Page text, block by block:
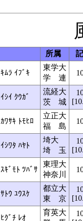
所属
ｷﾑﾗ ｲﾌﾞｷ
東学大
学 連
ｲｼｲ ｸｳｶﾞ
流経大
茨 城
ｶﾜｻｷ ﾄﾓﾋﾛ
立正大
福 島
ｲｼﾜﾀ ﾊﾔﾄ
埼大
埼 玉
ｽｷﾞﾓﾄ ﾂﾊﾞｻ
東理大
神奈川
ｻﾄｳ ﾕｳｽｹ
都立大
東 京
ﾋｸﾞﾁ ﾚｵ
育英大